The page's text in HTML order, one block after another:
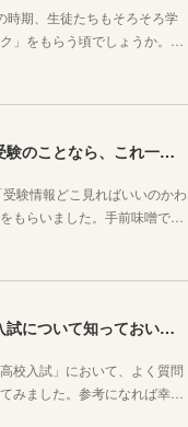
時期、生徒たちもそろそろ学
」をもらう頃でしょうか。…
神奈川県公立高校受験のことなら、これ一本でOKです
験情報どこ見ればいいのかわ
もらいました。手前味噌で…
神奈川県公立高校入試について知っておいた方がいい10のこと
校入試」において、よく質問
みました。参考になれば幸…